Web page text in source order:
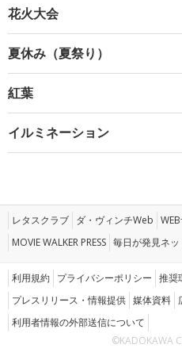
花火大会
夏休み（夏祭り）
紅葉
イルミネーション
レタスクラブ ダ・ヴィンチWeb
MOVIE WALKER PRESS 毎日が発見ネッ
利用規約 プライバシーポリシー 推奨
プレスリリース・情報提供 媒体資料
利用者情報の外部送信について
©KADOKAWA